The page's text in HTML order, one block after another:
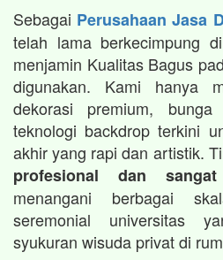
Sebagai Perusahaan Jasa
telah lama berkecimpung
menjamin Kualitas Bagus
digunakan. Kami hanya
dekorasi premium,
teknologi backdrop terkini
akhir yang rapi dan artistik.
profesional dan sangat
menangani berbagai
seremonial universitas
syukuran wisuda privat di